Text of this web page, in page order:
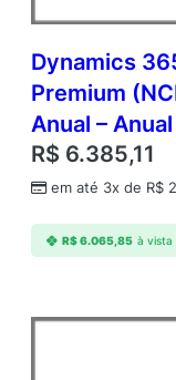
Dynamics
Premium
Anual –
R$ 6.385,11
em até 3x de R$
R$6.065,85 à vista